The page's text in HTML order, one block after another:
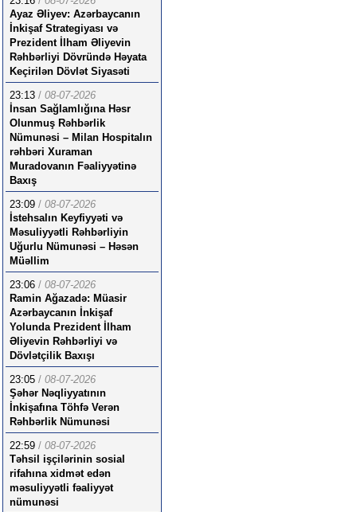
Ayaz Əliyev: Azərbaycanın
İnkişaf Strategiyası və
Prezident İlham Əliyevin
Rəhbərliyi Dövründə Həyata
Keçirilən Dövlət Siyasəti
23:13 / 08-07-2026
İnsan Sağlamlığına Həsr
Olunmuş Rəhbərlik
Nümunəsi – Milan Hospitalın
rəhbəri Xuraman
Muradovanın Fəaliyyətinə
Baxış
23:09 / 08-07-2026
İstehsalın Keyfiyyəti və
Məsuliyyətli Rəhbərliyin
Uğurlu Nümunəsi – Həsən
Müəllim
23:06 / 08-07-2026
Ramin Ağazadə: Müasir
Azərbaycanın İnkişaf
Yolunda Prezident İlham
Əliyevin Rəhbərliyi və
Dövlətçilik Baxışı
23:05 / 08-07-2026
Şəhər Nəqliyyatının
İnkişafına Töhfə Verən
Rəhbərlik Nümunəsi
22:59 / 08-07-2026
Təhsil işçilərinin sosial
rifahına xidmət edən
məsuliyyətli fəaliyyət
nümunəsi